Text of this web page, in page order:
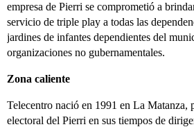
empresa de Pierri se comprometió a
servicio de triple play a todas las
jardines de infantes dependientes del
organizaciones no gubernamentales.
Zona caliente
Telecentro nació en 1991 en La Matanza,
electoral del Pierri en sus tiempos de